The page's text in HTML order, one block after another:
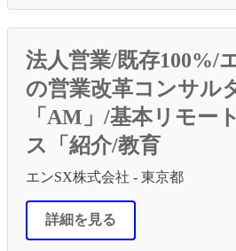
法人営業/既存100%/
の営業改革コンサル
「AM」/基本リモー
ス「紹介/教育
エンSX株式会社 - 東京都
詳細を見る